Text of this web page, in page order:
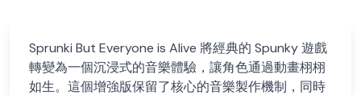
Sprunki But Everyone is Alive 將經典的 Spunky 遊戲
轉變為一個沉浸式的音樂體驗，讓角色通過動畫栩栩
如生。這個增強版保留了核心的音樂製作機制，同時